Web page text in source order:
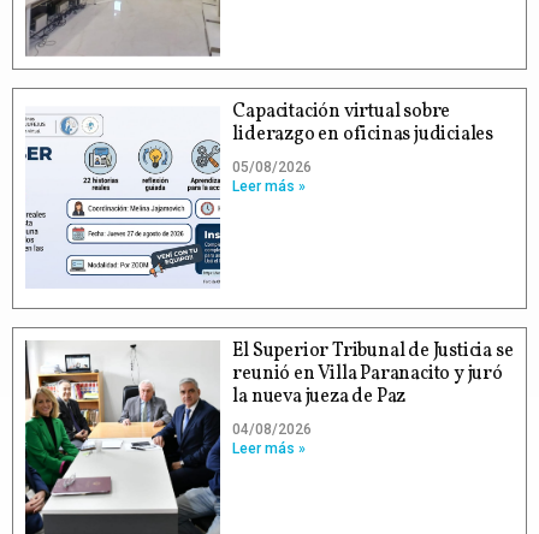
Capacitación virtual sobre
liderazgo en oficinas judiciales
05/08/2026
Leer más »
El Superior Tribunal de Justicia se
reunió en Villa Paranacito y juró
la nueva jueza de Paz
04/08/2026
Leer más »